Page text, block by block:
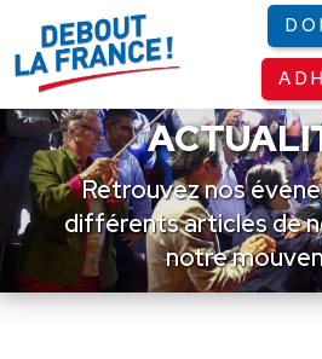
Retrouvez nos
différents articles de
notre
Panneau de gestion des cookies